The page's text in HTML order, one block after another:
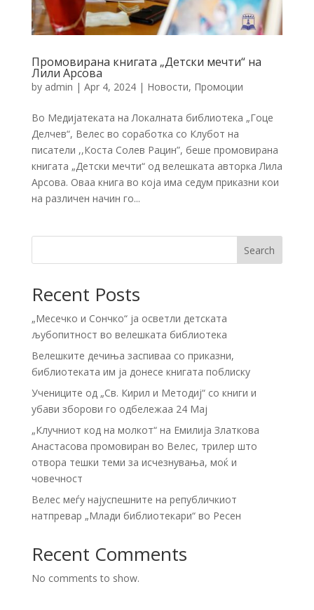
Промовирана книгата „Детски мечти“ на
Лили Арсова
by admin | Apr 4, 2024| Новости, Промоции
Во Медијатеката на Локалната библиотека „Гоце
Делчев“, Велес во соработка со Клубот на
писатели ,,Коста Солев Рацин”, беше промовирана
книгата „Детски мечти“ од велешката авторка Лила
Арсова. Оваа книга во која има седум приказни кои
на различен начин го...
Search
Recent Posts
„Месечко и Сончко“ ја осветли детската
љубопитност во велешката библиотека
Велешките дечиња заспиваа со приказни,
библиотеката им ја донесе книгата поблиску
Учениците од „Св. Кирил и Методиј“ со книги и
убави зборови го одбележаа 24 Мај
„Клучниот код на молкот“ на Емилија Златкова
Анастасова промовиран во Велес, трилер што
отвора тешки теми за исчезнувања, моќ и
човечност
Велес меѓу најуспешните на републичкиот
натпревар „Млади библиотекари“ во Ресен
Recent Comments
No comments to show.